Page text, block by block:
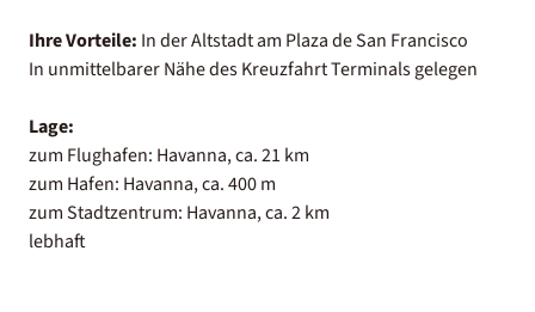
Ihre Vorteile: In der Altstadt am Plaza de San Francisco
In unmittelbarer Nähe des Kreuzfahrt Terminals gelegen
Lage:
zum Flughafen: Havanna, ca. 21 km
zum Hafen: Havanna, ca. 400 m
zum Stadtzentrum: Havanna, ca. 2 km
lebhaft